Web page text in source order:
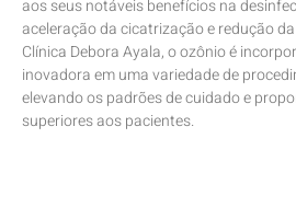
aos seus notáveis benefícios na
aceleração da cicatrização e redução
Clínica Debora Ayala, o ozônio é
inovadora em uma variedade de
elevando os padrões de cuidado e
superiores aos pacientes.